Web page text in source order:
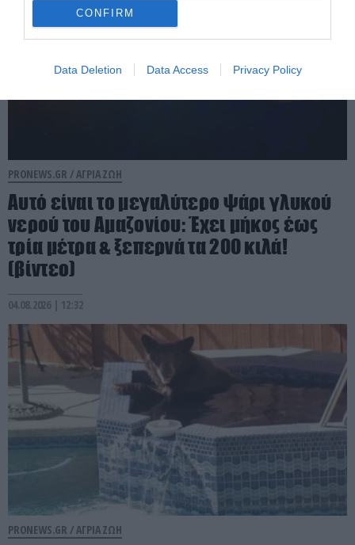
CONFIRM
Data Deletion Data Access Privacy Policy
PRONEWS.GR /ΑΓΡΙΑ ΖΩΗ
Αυτό είναι το μεγαλύτερο ψάρι γλυκού
νερού του Αμαζονίου: Έχει μήκος έως
τρία μέτρα & ξεπερνά τα 200 κιλά!
(βίντεο)
04.08.2026 | 12:32
PRONEWS.GR /ΑΓΡΙΑ ΖΩΗ